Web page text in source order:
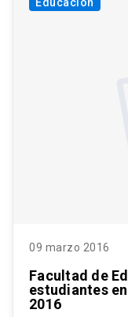
09 marzo 2016
Facultad de
estudiantes
2016